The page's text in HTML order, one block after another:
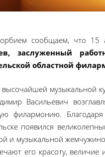
сообщаем, что 15
заслуженный
областной
высочайшей музыкальной
Васильевич
филармонию.
появился
и музыкальной
его красоту,